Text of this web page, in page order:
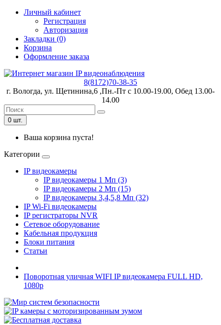
Личный кабинет
Регистрация
Авторизация
Закладки (0)
Корзина
Оформление заказа
8(8172)70-38-35
г. Вологда, ул. Щетинина,6 ,Пн.-Пт с 10.00-19.00, Обед 13.00-
14.00
0 шт.
Ваша корзина пуста!
Категории
IP видеокамеры
IP видеокамеры 1 Мп (3)
IP видеокамеры 2 Мп (15)
IP видеокамеры 3,4,5,8 Мп (32)
IP Wi-Fi видеокамеры
IP регистраторы NVR
Сетевое оборудование
Кабельная продукция
Блоки питания
Статьи
Поворотная уличная WIFI IP видеокамера FULL HD,
1080p